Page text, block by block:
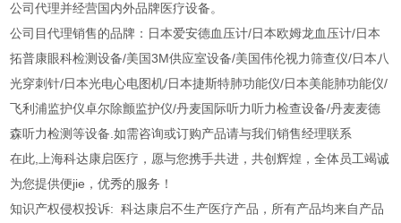
公司代理并经营国内外品牌医疗设备。
公司目代理销售的品牌：日本爱安德血压计/日本欧姆龙血压计/日本
拓普康眼科检测设备/美国3M供应室设备/美国伟伦视力筛查仪/日本八
光穿刺针/日本光电心电图机/日本捷斯特肺功能仪/日本美能肺功能仪/
飞利浦监护仪卓尔除颤监护仪/丹麦国际听力听力检查设备/丹麦麦德
森听力检测等设备.如需咨询或订购产品请与我们销售经理联系
在此,上海科达康启医疗，愿与您携手共进，共创辉煌，全体员工竭诚
为您提供便jie，优秀的服务！
知识产权侵权投诉: 科达康启不生产医疗产品，所有产品均来自产品